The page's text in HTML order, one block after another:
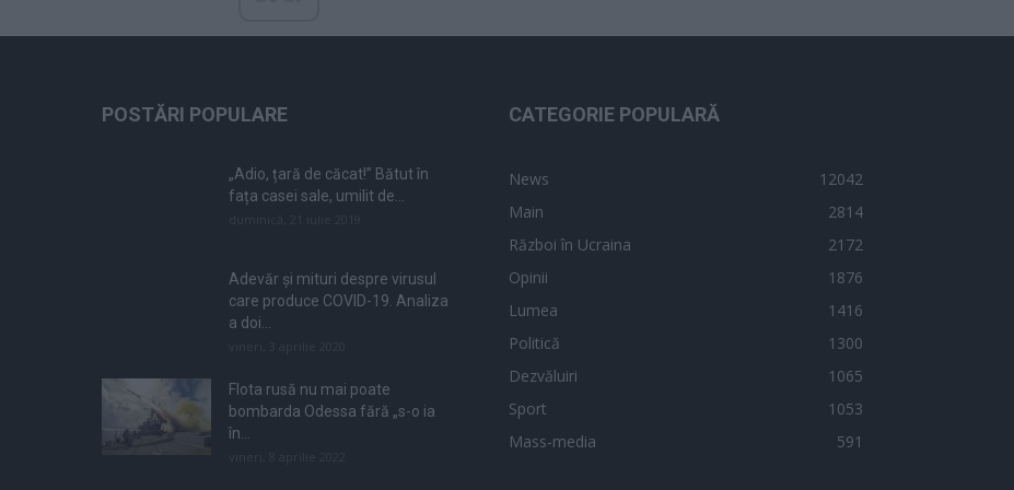
POSTĂRI POPULARE
„Adio, țară de căcat!” Bătut în
fața casei sale, umilit de...
Adevăr și mituri despre virusul
care produce COVID-19. Analiza
a doi...
Flota rusă nu mai poate
bombarda Odessa fără „s-o ia
în...
CATEGORIE POPULARĂ
News
12042
Main
2814
Război în Ucraina
2172
Opinii
1876
Lumea
1416
Politică
1300
Dezvăluiri
1065
Sport
1053
Mass-media
591